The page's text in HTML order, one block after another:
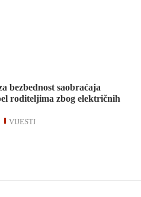
bezbednost saobraćaja
roditeljima zbog električnih
VIJESTI